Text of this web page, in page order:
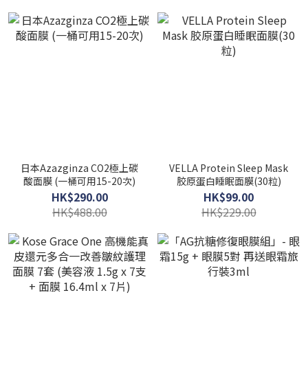
日本Azazginza CO2極上碳
酸面膜 (一桶可用15-20次)
HK$290.00
HK$488.00
VELLA Protein Sleep Mask
胶原蛋白睡眠面膜(30粒)
HK$99.00
HK$229.00